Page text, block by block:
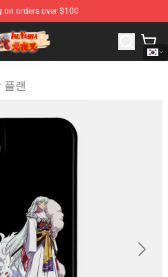
on orders over $100
Inuyasha Merchandise Shop
플랜